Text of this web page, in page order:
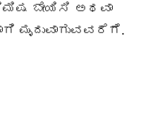
ಬೇಯಿಸಿ ಅಥವಾ
ಮೃದುವಾಗುವವರೆಗೆ.